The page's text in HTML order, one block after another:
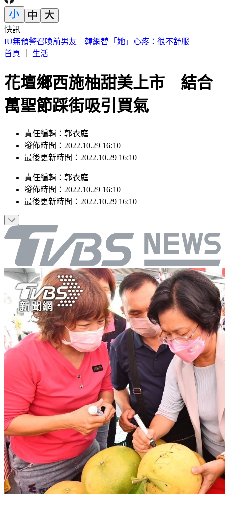
快訊
快訊／財神爺不在家 威力彩頭獎、二獎雙槓龜
首頁
生活
花壇鄉西施柚甜美上市 結合
萬聖節踩街吸引買氣
責任編輯：郭衣庭
發佈時間：2022.10.29 16:10
最後更新時間：2022.10.29 16:10
責任編輯 ： 郭衣庭
發佈時間： 2022.10.29 16:10
最後更新時間： 2022.10.29 16:10